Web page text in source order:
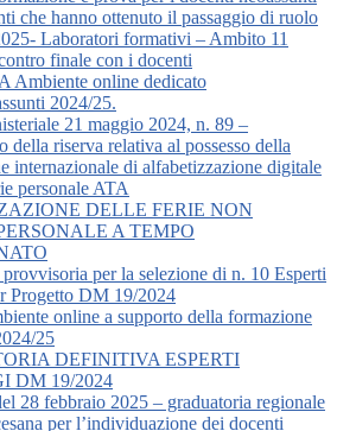
che hanno ottenuto il passaggio di ruolo
Laboratori formativi – Ambito 11
finale con i docenti
Ambiente online dedicato
2024/25.
21 maggio 2024, n. 89 –
della riserva relativa al possesso della
internazionale di alfabetizzazione digitale
personale ATA
DELLE FERIE NON
A TEMPO
per la selezione di n. 10 Esperti
Progetto DM 19/2024
online a supporto della formazione
25
DEFINITIVA ESPERTI
DM 19/2024
28 febbraio 2025 – graduatoria regionale
per l’individuazione dei docenti